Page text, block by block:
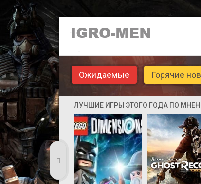
Ожидаемые Горячие
ЛУЧШИЕ ИГРЫ ЭТОГО ГОДА ПО